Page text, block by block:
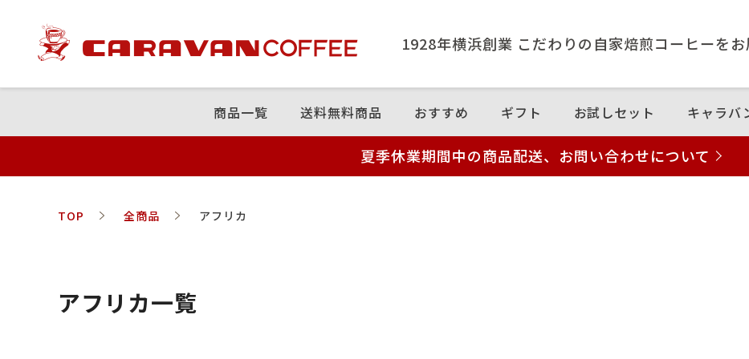
1928年横浜創業 こだわりの⾃家焙煎コーヒーをお
商品⼀覧 送料無料商品 おすすめ ギフト お試しセット キャラバ
夏季休業期間中の商品配送、お問い合わせについて
TOP 全商品 アフリカ
アフリカ一覧